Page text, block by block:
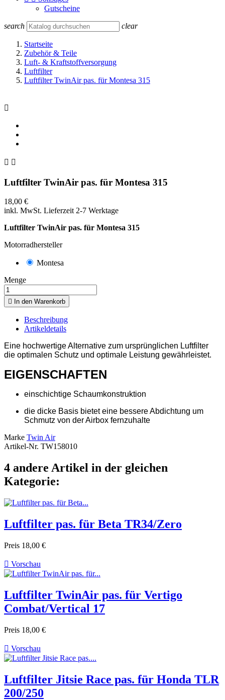
Gutscheine
search clear
Startseite
Zubehör & Teile
Luft- & Kraftstoffversorgung
Luftfilter
Luftfilter TwinAir pas. für Montesa 315

 
Luftfilter TwinAir pas. für Montesa 315
18,00 €
inkl. MwSt. Lieferzeit 2-7 Werktage
Luftfilter TwinAir pas. für Montesa 315
Motorradhersteller
Montesa
Menge
 In den Warenkorb
Beschreibung
Artikeldetails
Eine hochwertige Alternative zum ursprünglichen Luftfilter
die optimalen Schutz und optimale Leistung gewährleistet.
EIGENSCHAFTEN
einschichtige Schaumkonstruktion
die dicke Basis bietet eine bessere Abdichtung um
Schmutz von der Airbox fernzuhalte
Marke Twin Air
Artikel-Nr. TW158010
4 andere Artikel in der gleichen
Kategorie:
Luftfilter pas. für Beta TR34/Zero
Preis 18,00 €
 Vorschau
Luftfilter TwinAir pas. für Vertigo
Combat/Vertical 17
Preis 18,00 €
 Vorschau
Luftfilter Jitsie Race pas. für Honda TLR
200/250